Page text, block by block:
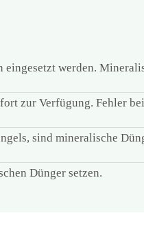
werden.
zur Verfügung. Fehler
sind mineralische
Dünger setzen.